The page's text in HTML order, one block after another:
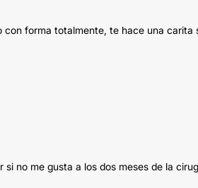
forma totalmente, te hace una
no me gusta a los dos meses de la